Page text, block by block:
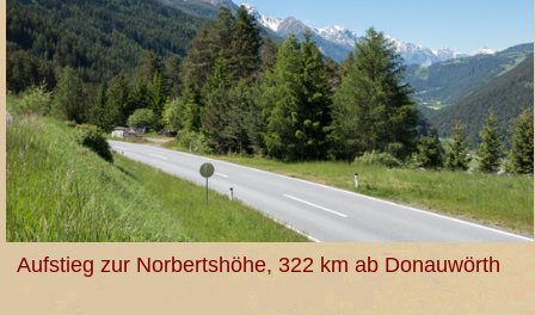
Aufstieg zur Norbertshöhe, 322 km ab Donauwörth